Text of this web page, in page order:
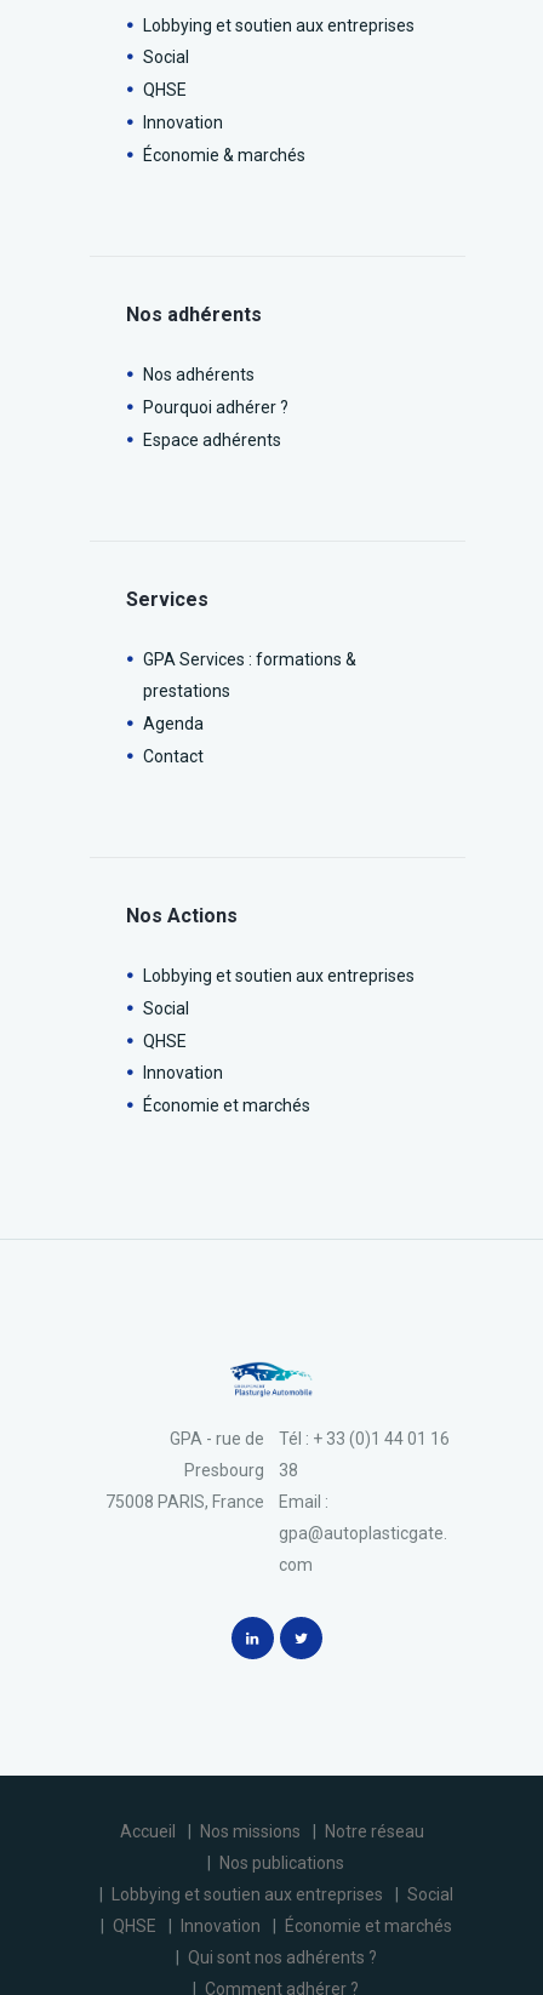
Lobbying et soutien aux entreprises
Social
QHSE
Innovation
Économie & marchés
Nos adhérents
Nos adhérents
Pourquoi adhérer ?
Espace adhérents
Services
GPA Services : formations &
prestations
Agenda
Contact
Nos Actions
Lobbying et soutien aux entreprises
Social
QHSE
Innovation
Économie et marchés
Tél : + 33 (0)1 44 01 16
38
Email :
gpa@autoplasticgate.
com
GPA - rue de
Presbourg
75008 PARIS, France
Accueil Nos missions
Notre réseau
Nos publications
Lobbying et soutien aux entreprises
Social
QHSE
Innovation
Économie et marchés
Qui sont nos adhérents ?
Comment adhérer ?